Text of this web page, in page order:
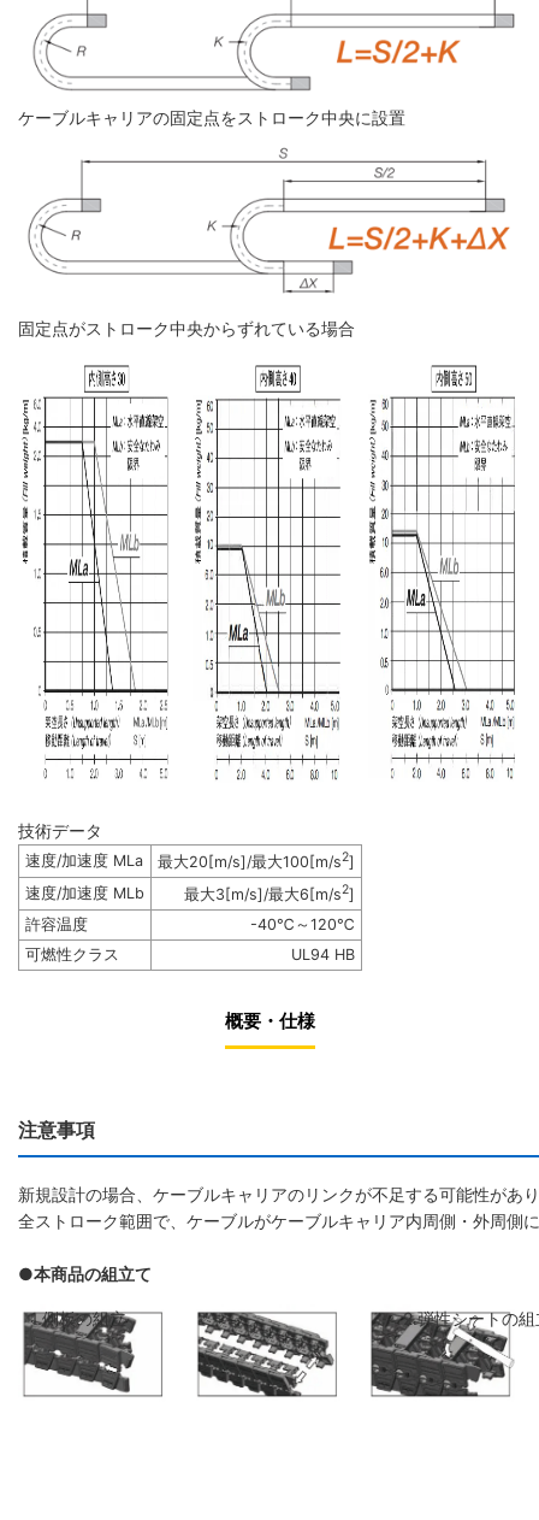
ケーブルキャリアの固定点をストローク中央に設置
固定点がストローク中央からずれている場合
技術データ
速度/加速度 MLa 最大20[m/s]/最大100[m/s2]
速度/加速度 MLb
最大3[m/s]/最大6[m/s2]
許容温度
-40℃～120℃
可燃性クラス
UL94 HB
概要・仕様
注意事項
新規設計の場合、ケーブルキャリアのリンクが不足する可能性が
全ストローク範囲で、ケーブルがケーブルキャリア内周側・外周側
●本商品の組立て
1.側板の組立 2.弾性シートの組